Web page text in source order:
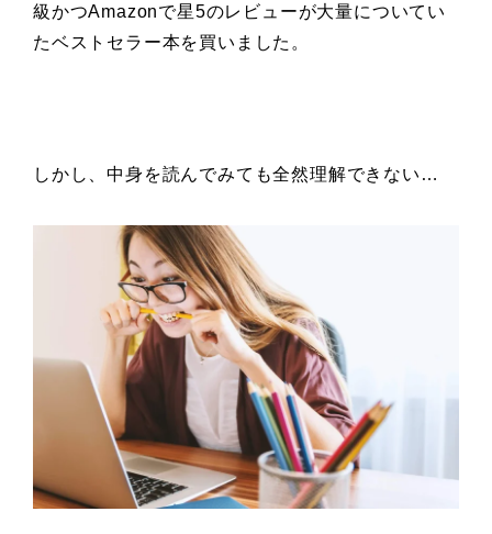
級かつAmazonで星5のレビューが大量についてい
たベストセラー本を買いました。
しかし、中身を読んでみても全然理解できない…